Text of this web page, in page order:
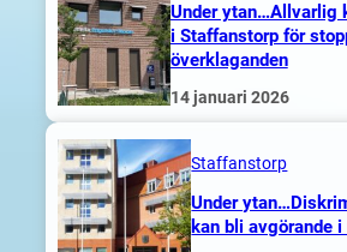
Under ytan…Allvarlig
i Staffanstorp för
överklaganden
14 januari 2026
Staffanstorp
Under
kan bli avgörande i